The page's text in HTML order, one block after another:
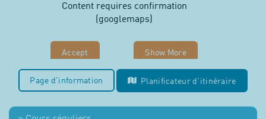
Content requires confirmation
(googlemaps)
Accept Show More
Page d'information Planificateur d'itinéraire